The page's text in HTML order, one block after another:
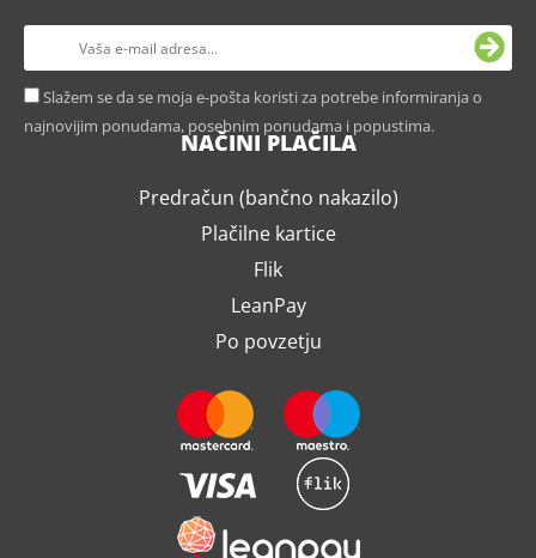
Slažem se da se moja e-pošta koristi za potrebe informiranja o
najnovijim ponudama, posebnim ponudama i popustima.
NAČINI PLAČILA
Predračun (bančno nakazilo)
Plačilne kartice
Flik
LeanPay
Po povzetju